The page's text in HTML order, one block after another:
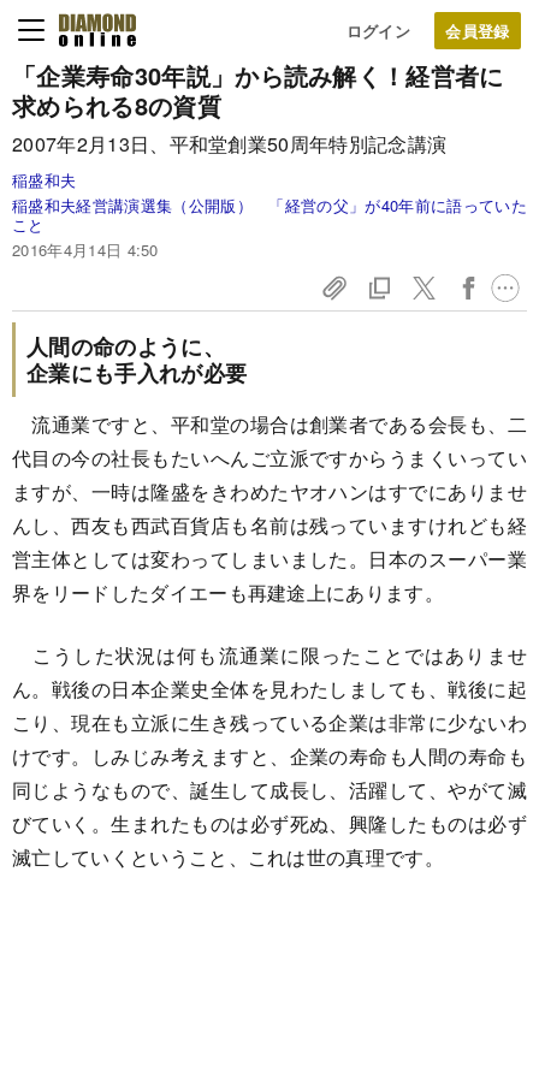
ログイン
「企業寿命30年説」から読み解く！経営者に
求められる8の資質
2007年2月13日、平和堂創業50周年特別記念講演
稲盛和夫
稲盛和夫経営講演選集（公開版） 「経営の父」が40年前に語っていた
こと
2016年4月14日 4:50
人間の命のように、
企業にも手入れが必要
流通業ですと、平和堂の場合は創業者である会長も、二
代目の今の社長もたいへんご立派ですからうまくいってい
ますが、一時は隆盛をきわめたヤオハンはすでにありませ
んし、西友も西武百貨店も名前は残っていますけれども経
営主体としては変わってしまいました。日本のスーパー業
界をリードしたダイエーも再建途上にあります。
こうした状況は何も流通業に限ったことではありませ
ん。戦後の日本企業史全体を見わたしましても、戦後に起
こり、現在も立派に生き残っている企業は非常に少ないわ
けです。しみじみ考えますと、企業の寿命も人間の寿命も
同じようなもので、誕生して成長し、活躍して、やがて滅
びていく。生まれたものは必ず死ぬ、興隆したものは必ず
滅亡していくということ、これは世の真理です。